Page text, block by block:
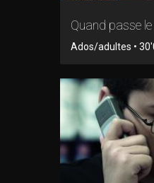
Quand passe
Ados/adultes •